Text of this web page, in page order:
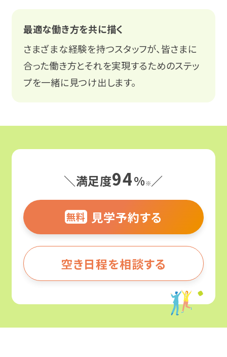
無料
関係機関の皆様 Q&A
よくわかる！就労移行支援
就労移行支援ってなんだろう？
就労移行支援と就労継続支援の違いとは？
何ができる場所なの？
どんな人がサポートしてくれるの？
サービス紹介
就労移行支援
カリキュラム
障害のある方の就職事例
事業所を探す
北海道・東北
最適な働き方を共に描く
さまざまな経験を持つスタッフが、皆さまに
合った働き方とそれを実現するためのステッ
プを一緒に見つけ出します。
＼満足度94%※／
無料 見学予約する
空き日程を相談する